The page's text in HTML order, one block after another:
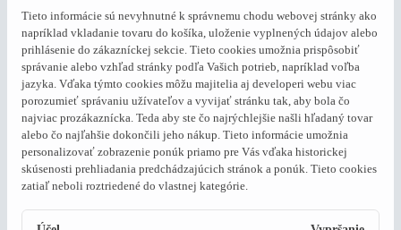
Tieto informácie sú nevyhnutné k správnemu chodu webovej stránky ako
napríklad vkladanie tovaru do košíka, uloženie vyplnených údajov alebo
prihlásenie do zákazníckej sekcie. Tieto cookies umožnia prispôsobiť
správanie alebo vzhľad stránky podľa Vašich potrieb, napríklad voľba
jazyka. Vďaka týmto cookies môžu majitelia aj developeri webu viac
porozumieť správaniu užívateľov a vyvijať stránku tak, aby bola čo
najviac prozákaznícka. Teda aby ste čo najrýchlejšie našli hľadaný tovar
alebo čo najľahšie dokončili jeho nákup. Tieto informácie umožnia
personalizovať zobrazenie ponúk priamo pre Vás vďaka historickej
skúsenosti prehliadania predchádzajúcich stránok a ponúk. Tieto cookies
zatiaľ neboli roztriedené do vlastnej kategórie.